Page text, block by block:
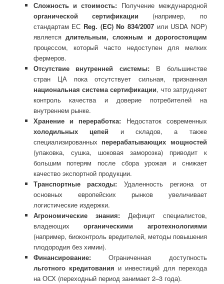
Сложность и стоимость: Получение международной
органической сертификации (например, по
стандартам ЕС Reg. (EC) No 834/2007или USDA NOP)
является длительным, сложным и дорогостоящим
процессом, который часто недоступен для мелких
фермеров.
Отсутствие внутренней системы: В большинстве
стран ЦА пока отсутствует сильная, признанная
национальная система сертификации, что затрудняет
контроль качества и доверие потребителей на
внутреннем рынке.
Хранение и переработка: Недостаток современных
холодильных цепей и складов, а также
специализированных перерабатывающих мощностей
(упаковка, сушка, шоковая заморозка) приводит к
большим потерям после сбора урожая и снижает
качество экспортной продукции.
Транспортные расходы: Удаленность региона от
основных европейских рынков увеличивает
логистические издержки.
Агрономические знания:Дефицит специалистов,
владеющихорганическими агротехнологиями
(например, биоконтроль вредителей, методы повышения
плодородия без химии).
Финансирование:Ограниченная доступность
льготного кредитования и инвестиций для перехода
на ОСХ (переходный период занимает 2–3 года).